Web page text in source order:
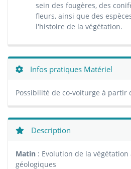
sein des fougères, des
fleurs, ainsi que des
l'histoire de la végétation.
Infos pratiques Matériel
Possibilité de co-voiturge à partir
Description
Matin : Evolution de la
géologiques